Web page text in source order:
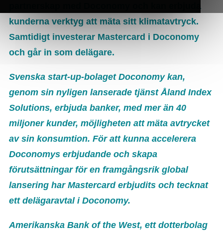
partnerskap med Doconomy och kan erbjuda
kunderna verktyg att mäta sitt klimatavtryck.
Samtidigt investerar Mastercard i Doconomy
och går in som delägare.
Svenska start-up-bolaget Doconomy kan,
genom sin nyligen lanserade tjänst Åland Index
Solutions, erbjuda banker, med mer än 40
miljoner kunder, möjligheten att mäta avtrycket
av sin konsumtion. För att kunna accelerera
Doconomys erbjudande och skapa
förutsättningar för en framgångsrik global
lansering har Mastercard erbjudits och tecknat
ett delägaravtal i Doconomy.
Amerikanska Bank of the West, ett dotterbolag